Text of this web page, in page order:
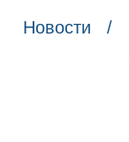
Новости /